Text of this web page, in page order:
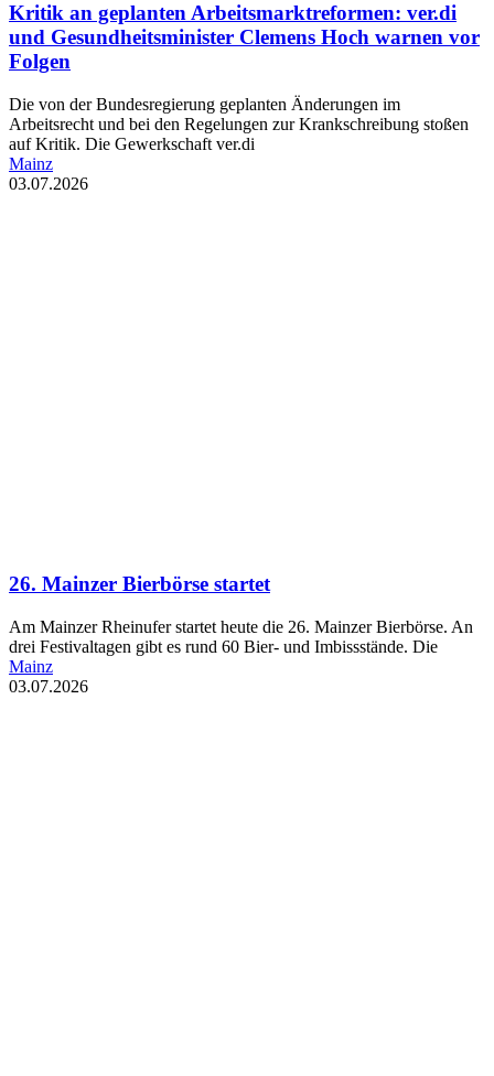
Kritik an geplanten Arbeitsmarktreformen: ver.di
und Gesundheitsminister Clemens Hoch warnen vor
Folgen
Die von der Bundesregierung geplanten Änderungen im
Arbeitsrecht und bei den Regelungen zur Krankschreibung stoßen
auf Kritik. Die Gewerkschaft ver.di
Mainz
03.07.2026
26. Mainzer Bierbörse startet
Am Mainzer Rheinufer startet heute die 26. Mainzer Bierbörse. An
drei Festivaltagen gibt es rund 60 Bier- und Imbissstände. Die
Mainz
03.07.2026